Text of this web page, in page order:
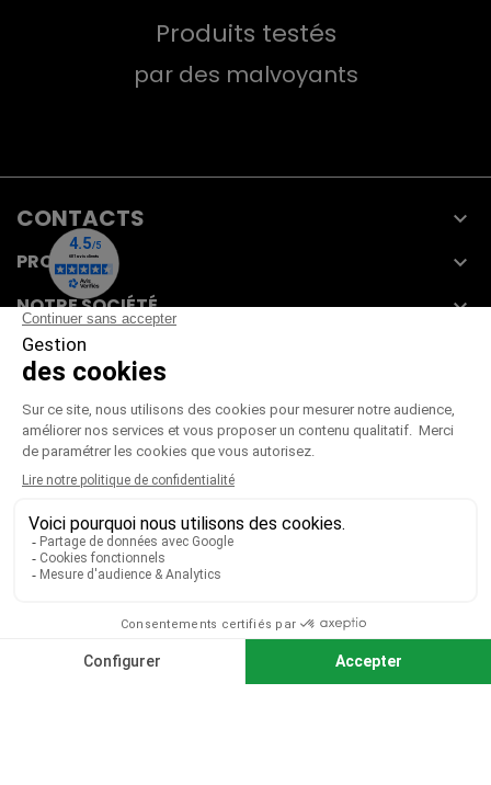
Produits testés
par des malvoyants
CONTACTS 
PRODUITS 
NOTRE SOCIÉTÉ 
VOTRE COMPTE
CGV|CGU |Mentions légales
Paiement sécurisé
Télécharger notre catalogue
© 2026 TOUS DROITS RÉSERVÉS MIEUX VOIR